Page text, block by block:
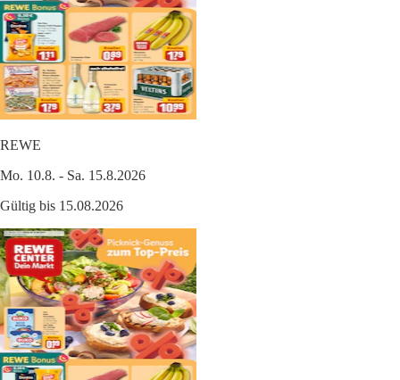
REWE
Mo. 10.8. - Sa. 15.8.2026
Gültig bis 15.08.2026